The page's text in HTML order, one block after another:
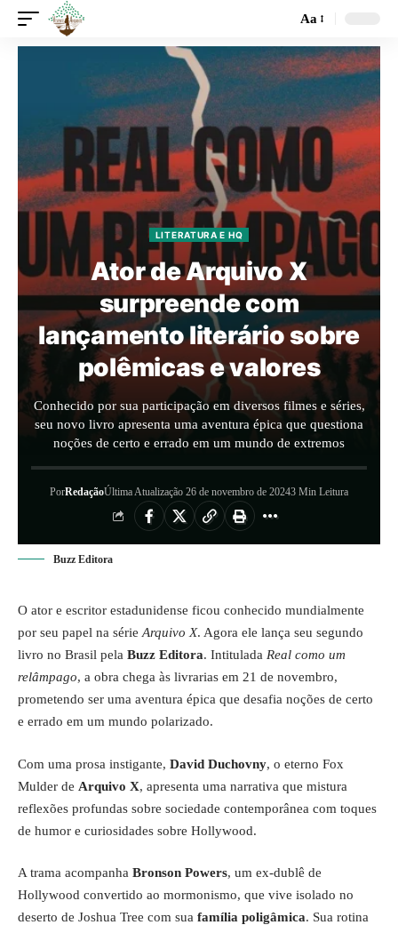
Aa
LITERATURA E HQ
Ator de Arquivo X
surpreende com
lançamento literário sobre
polêmicas e valores
Conhecido por sua participação em diversos filmes e séries,
seu novo livro apresenta uma aventura épica que questiona
noções de certo e errado em um mundo de extremos
PorRedaçãoÚltima Atualização 26 de novembro de 20243 Min Leitura
Buzz Editora
O ator e escritor estadunidense ficou conhecido mundialmente
por seu papel na série Arquivo X. Agora ele lança seu segundo
livro no Brasil pela Buzz Editora. Intitulada Real como um
relâmpago, a obra chega às livrarias em 21 de novembro,
prometendo ser uma aventura épica que desafia noções de certo
e errado em um mundo polarizado.
Com uma prosa instigante, David Duchovny, o eterno Fox
Mulder de Arquivo X, apresenta uma narrativa que mistura
reflexões profundas sobre sociedade contemporânea com toques
de humor e curiosidades sobre Hollywood.
A trama acompanha Bronson Powers, um ex-dublê de
Hollywood convertido ao mormonismo, que vive isolado no
deserto de Joshua Tree com sua família poligâmica. Sua rotina